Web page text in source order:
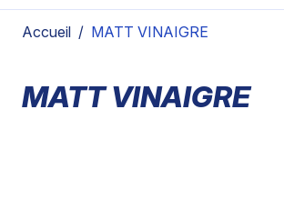
Accueil / MATT VINAIGRE
MATT VINAIGRE